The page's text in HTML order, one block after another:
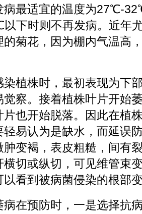
病最适宜的温度为27℃-
下时则不再发病。近年
的菊花，因为棚内气温高
株时，最初表现为下部
觉察。接着植株叶片开始
片也开始脱落。因此在植
轻易认为是缺水，而延误
肿变褐，表皮粗糙，间有
横切或纵切，可见维管束
以看到被病菌侵染的根部
预防时，一是选择抗病